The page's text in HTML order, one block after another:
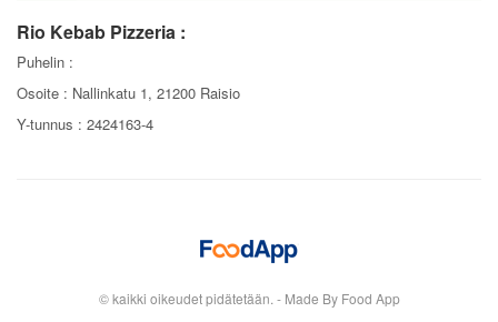
- asiakasnumero
- IP-osoite
Tilaustiedot:
- tilauksen aika
Rio Kebab Pizzeria :
Puhelin :
Osoite : Nallinkatu 1, 21200 Raisio
Y-tunnus : 2424163-4
© kaikki oikeudet pidätetään. - Made By Food App